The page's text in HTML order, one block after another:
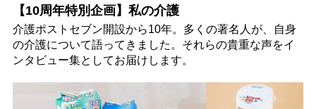
【10周年特別企画】私の介護
介護ポストセブン開設から10年。多くの著名人が、自身
の介護について語ってきました。それらの貴重な声をイ
ンタビュー集としてお届けします。